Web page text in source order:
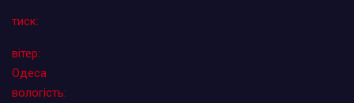
тиск:
вітер:
Одеса
вологість: